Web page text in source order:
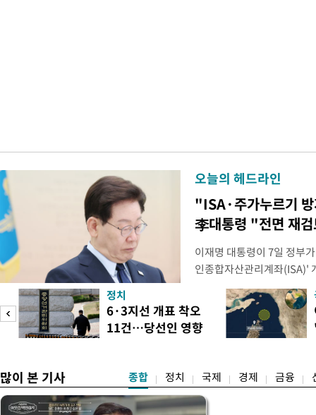
오늘의 헤드라인
"ISA·주가누르기
李대통령 "전면 재
이재명 대통령이 7일 정부
인종합자산관리계좌(ISA)'
안'을 전면 재검토 할 것을
들과의 상황 점검 회의에서
지법안을 둘러싼 투자자들
았다. 이 자리에서 이 대통
정치
6·3지선 개표 착오
11건…당선인 영향
많이 본 기사 종합 정치 국제 경제 금융